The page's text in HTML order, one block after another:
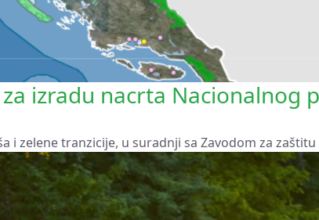
izradu nacrta Nacionalnog
i zelene tranzicije, u suradnji sa Zavodom za